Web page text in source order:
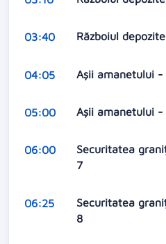
03:40 Războiul
04:05 Aşii amanetului -
05:00 Aşii amanetului -
06:00
Securitatea
7
06:25
Securitatea
8